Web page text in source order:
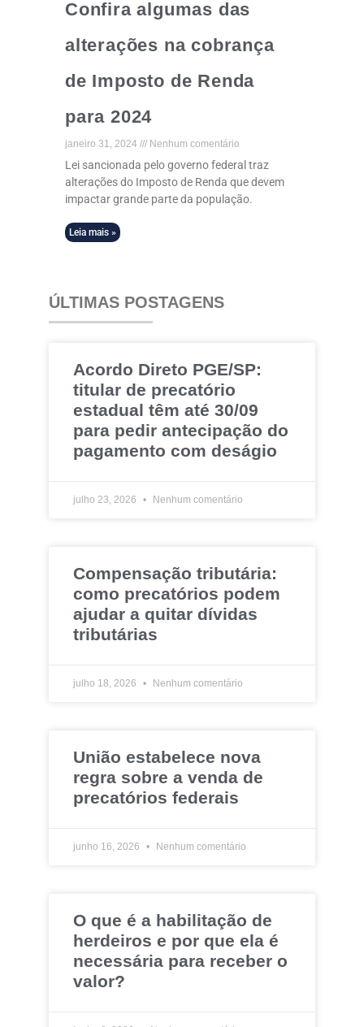
Confira algumas das
alterações na cobrança
de Imposto de Renda
para 2024
janeiro 31, 2024 Nenhum comentário
Lei sancionada pelo governo federal traz
alterações do Imposto de Renda que devem
impactar grande parte da população.
Leia mais »
ÚLTIMAS POSTAGENS
Acordo Direto PGE/SP:
titular de precatório
estadual têm até 30/09
para pedir antecipação do
pagamento com deságio
julho 23, 2026 Nenhum comentário
Compensação tributária:
como precatórios podem
ajudar a quitar dívidas
tributárias
julho 18, 2026 Nenhum comentário
União estabelece nova
regra sobre a venda de
precatórios federais
junho 16, 2026 Nenhum comentário
O que é a habilitação de
herdeiros e por que ela é
necessária para receber o
valor?